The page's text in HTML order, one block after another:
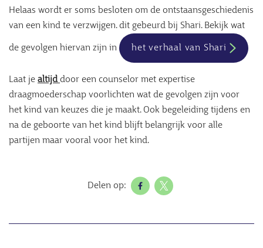
Helaas wordt er soms besloten om de ontstaansgeschiedenis
van een kind te verzwijgen. dit gebeurd bij Shari. Bekijk wat
de gevolgen hiervan zijn in het verhaal van Shari
Laat je altijd door een counselor met expertise
draagmoederschap voorlichten wat de gevolgen zijn voor
het kind van keuzes die je maakt. Ook begeleiding tijdens en
na de geboorte van het kind blijft belangrijk voor alle
partijen maar vooral voor het kind.
Delen op: